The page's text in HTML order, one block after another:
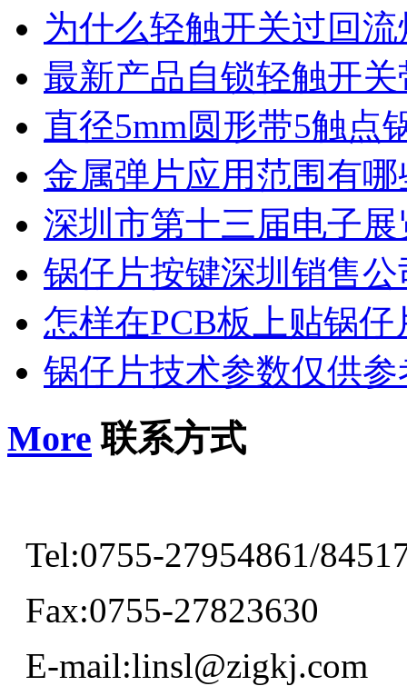
为什么轻触开关过回流
最新产品自锁轻触开
直径5mm圆形带5触点
金属弹片应用范围有哪
深圳市第十三届电子展
锅仔片按键深圳销售公
怎样在PCB板上贴锅仔
锅仔片技术参数仅供参
More 联系方式
Tel:0755-27954861/
Fax:0755-27823630
E-mail:linsl@zigkj.com